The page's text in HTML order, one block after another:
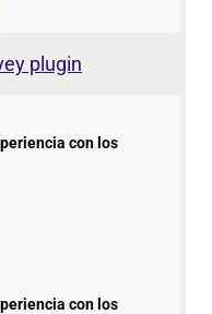
plugin
con los
con los